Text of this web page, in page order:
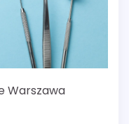
Warszawa